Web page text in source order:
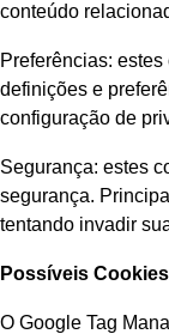
conteúdo
Preferências:
definições e
configuração de
Segurança: estes
segurança.
tentando invadir
Possíveis
O Google Tag